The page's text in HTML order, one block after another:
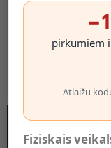
pirkumiem
Atlaižu
Fiziskais